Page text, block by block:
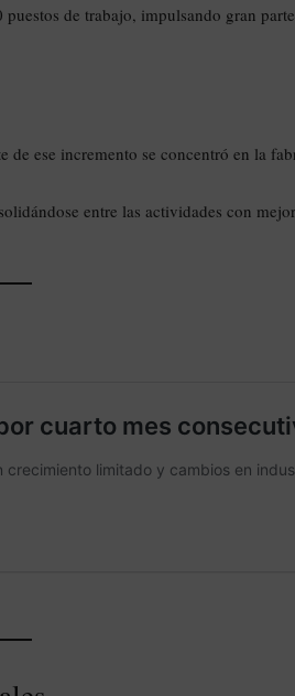
de trabajo, impulsando gran
de ese incremento se concentró en la
entre las actividades con